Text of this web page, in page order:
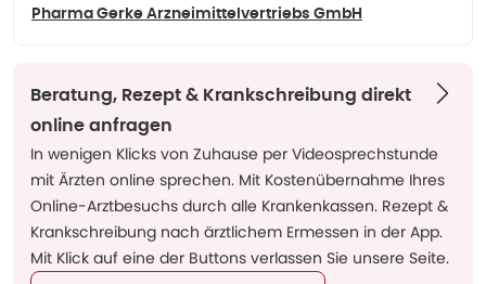
Pharma Gerke Arzneimittelvertriebs GmbH
Beratung, Rezept & Krankschreibung direkt
online anfragen
In wenigen Klicks von Zuhause per Videosprechstunde
mit Ärzten online sprechen. Mit Kostenübernahme Ihres
Online-Arztbesuchs durch alle Krankenkassen. Rezept &
Krankschreibung nach ärztlichem Ermessen in der App.
Mit Klick auf eine der Buttons verlassen Sie unsere Seite.